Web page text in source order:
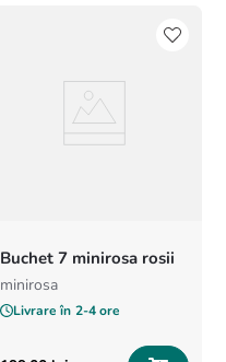
Buchet 7 minirosa rosii
minirosa
Livrare în 2-4 ore